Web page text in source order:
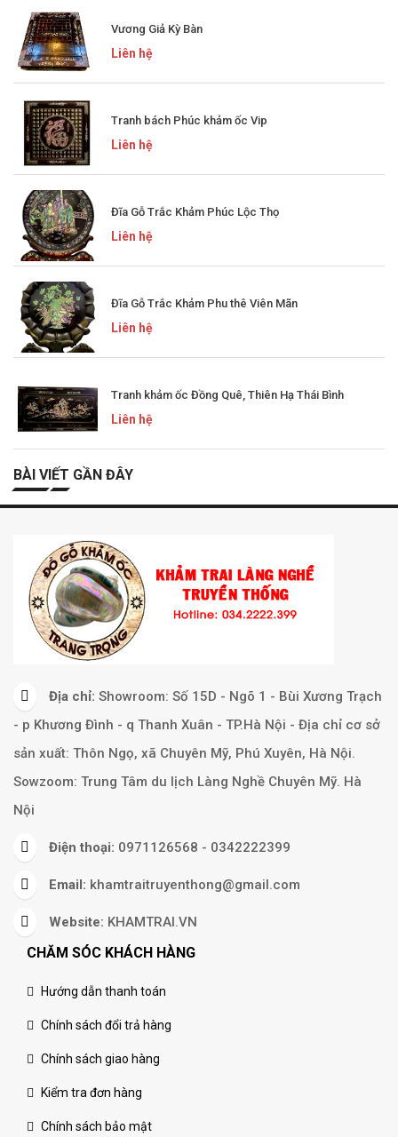
Vương Giả Kỳ Bàn
Liên hệ
Tranh bách Phúc khảm ốc Vip
Liên hệ
Đĩa Gỗ Trắc Khảm Phúc Lộc Thọ
Liên hệ
Đĩa Gỗ Trắc Khảm Phu thê Viên Mãn
Liên hệ
Tranh khảm ốc Đồng Quê, Thiên Hạ Thái Bình
Liên hệ
BÀI VIẾT GẦN ĐÂY
Địa chỉ: Showroom: Số 15D - Ngõ 1 - Bùi Xương Trạch
- p Khương Đình - q Thanh Xuân - TP.Hà Nội - Địa chỉ cơ sở
sản xuất: Thôn Ngọ, xã Chuyên Mỹ, Phú Xuyên, Hà Nội.
Sowzoom: Trung Tâm du lịch Làng Nghề Chuyên Mỹ. Hà
Nội
Điện thoại: 0971126568 - 0342222399
Email: khamtraitruyenthong@gmail.com
Website: KHAMTRAI.VN
CHĂM SÓC KHÁCH HÀNG
Hướng dẫn thanh toán
Chính sách đổi trả hàng
Chính sách giao hàng
Kiểm tra đơn hàng
Chính sách bảo mật